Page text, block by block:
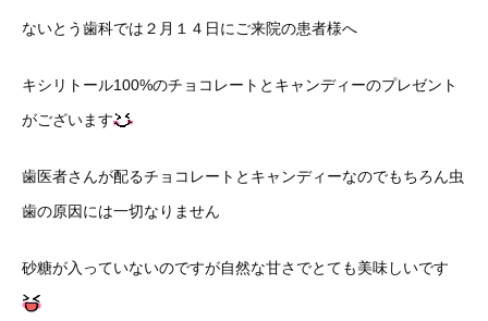
ないとう歯科では２月１４日にご来院の患者様へ
キシリトール100%のチョコレートとキャンディーのプレゼント
がございます
歯医者さんが配るチョコレートとキャンディーなのでもちろん虫
歯の原因には一切なりません
砂糖が入っていないのですが自然な甘さでとても美味しいです